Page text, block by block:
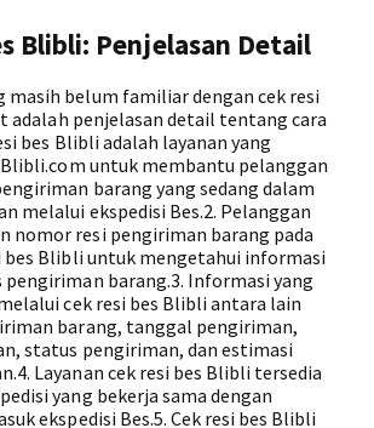
Blibli: Penjelasan Detail
masih belum familiar dengan cek resi
adalah penjelasan detail tentang cara
bes Blibli adalah layanan yang
untuk membantu pelanggan
barang yang sedang dalam
melalui ekspedisi Bes.2. Pelanggan
nomor resi pengiriman barang pada
bes Blibli untuk mengetahui informasi
barang.3. Informasi yang
cek resi bes Blibli antara lain
barang, tanggal pengiriman,
status pengiriman, dan estimasi
Layanan cek resi bes Blibli tersedia
yang bekerja sama dengan
ekspedisi Bes.5. Cek resi bes Blibli